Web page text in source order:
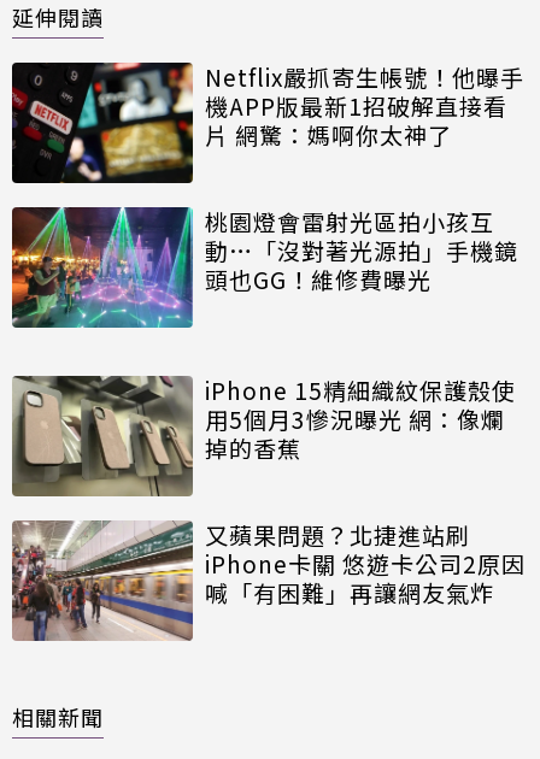
延伸閱讀
Netflix嚴抓寄生帳號！他曝手
機APP版最新1招破解直接看
片 網驚：媽啊你太神了
桃園燈會雷射光區拍小孩互
動…「沒對著光源拍」手機鏡
頭也GG！維修費曝光
iPhone 15精細織紋保護殼使
用5個月3慘況曝光 網：像爛
掉的香蕉
又蘋果問題？北捷進站刷
iPhone卡關 悠遊卡公司2原因
喊「有困難」再讓網友氣炸
相關新聞